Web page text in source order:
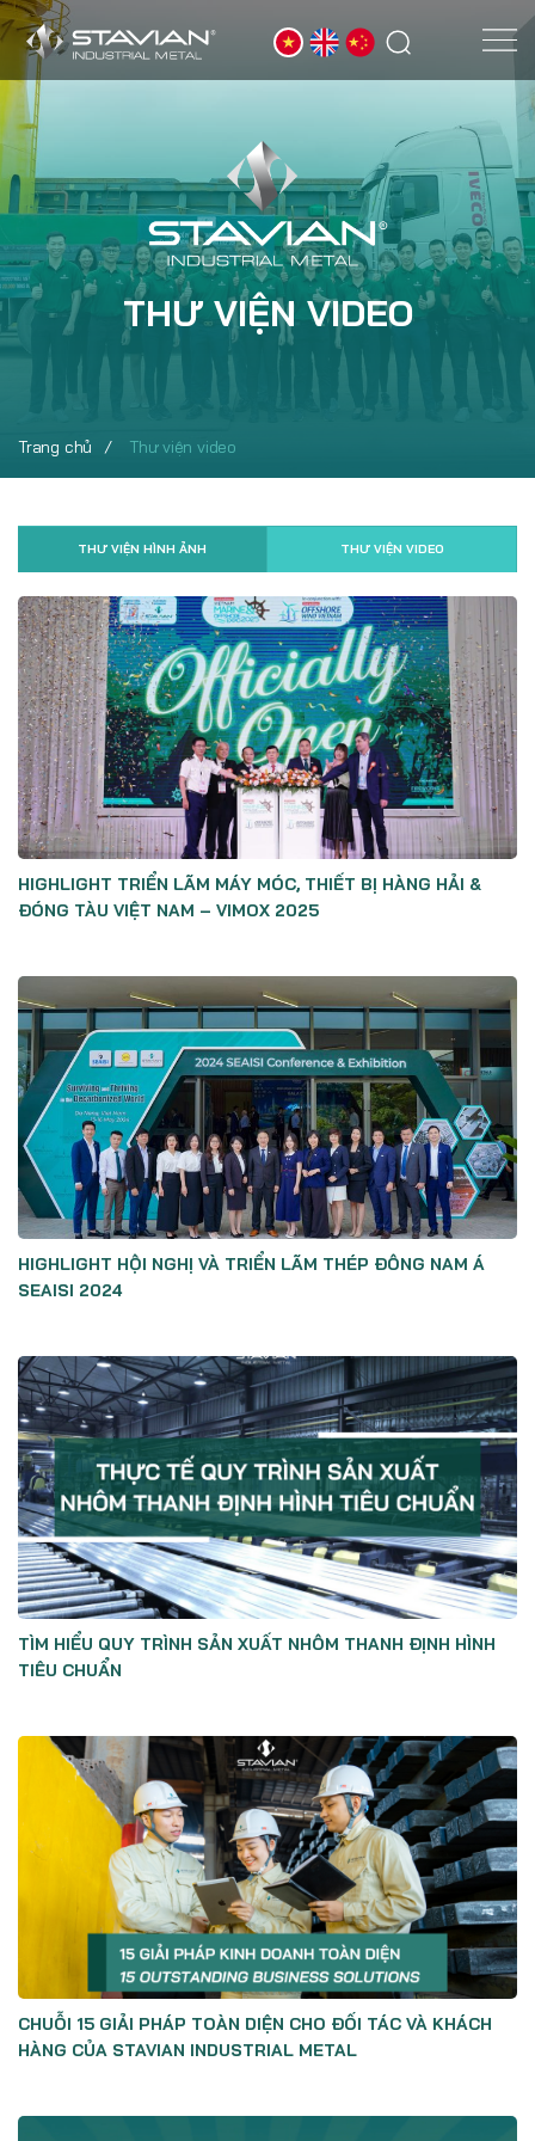
Trang chủ Thư viện video
THƯ VIỆN VIDEO
THƯ VIỆN HÌNH ẢNH THƯ VIỆN VIDEO
HIGHLIGHT TRIỂN LÃM MÁY MÓC, THIẾT BỊ HÀNG HẢI &
ĐÓNG TÀU VIỆT NAM – VIMOX 2025
HIGHLIGHT HỘI NGHỊ VÀ TRIỂN LÃM THÉP ĐÔNG NAM Á
SEAISI 2024
TÌM HIỂU QUY TRÌNH SẢN XUẤT NHÔM THANH ĐỊNH HÌNH
TIÊU CHUẨN
CHUỖI 15 GIẢI PHÁP TOÀN DIỆN CHO ĐỐI TÁC VÀ KHÁCH
HÀNG CỦA STAVIAN INDUSTRIAL METAL